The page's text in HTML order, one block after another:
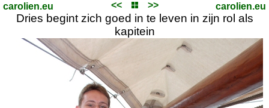
carolien.eu << >> carolien.eu
Dries begint zich goed in te leven in zijn rol als
kapitein